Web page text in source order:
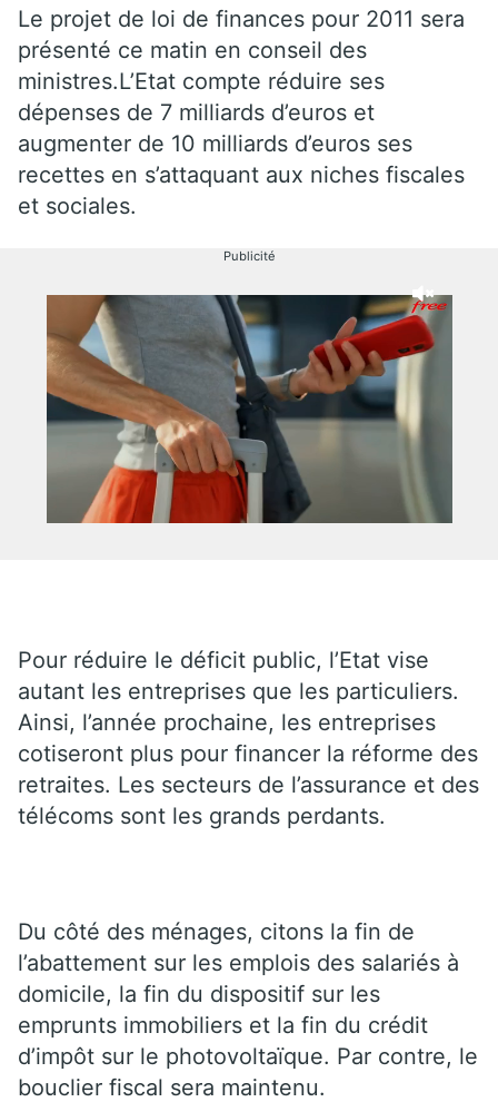
Le projet de loi de finances pour 2011 sera
présenté ce matin en conseil des
ministres.L’Etat compte réduire ses
dépenses de 7 milliards d’euros et
augmenter de 10 milliards d’euros ses
recettes en s’attaquant aux niches fiscales
et sociales.
Publicité
Pour réduire le déficit public, l’Etat vise
autant les entreprises que les particuliers.
Ainsi, l’année prochaine, les entreprises
cotiseront plus pour financer la réforme des
retraites. Les secteurs de l’assurance et des
télécoms sont les grands perdants.
Du côté des ménages, citons la fin de
l’abattement sur les emplois des salariés à
domicile, la fin du dispositif sur les
emprunts immobiliers et la fin du crédit
d’impôt sur le photovoltaïque. Par contre, le
bouclier fiscal sera maintenu.